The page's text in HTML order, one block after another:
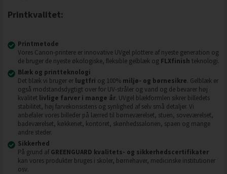
Printkvalitet:
Printmetode
Vores Canon-printere er innovative UVgel plottere af nyeste generation og
de bruger de nyeste økologiske, fleksible gelblæk og FLXfinish teknologi.
Blæk og printteknologi
Det blæk vi bruger er lugtfri og 100% miljø- og børnesikre. Gelblæk er
også modstandsdygtigt over for UV-stråler og vand og de bevarer høj
kvalitet livlige farver i mange år. UVgel blækformlen sikrer billedets
stabilitet, høj farvekonsistens og synlighed af selv små detaljer. Vi
anbefaler vores billeder på lærred til børneværelset, stuen, soveværelset,
badeværelset, køkkenet, kontoret, skønhedssalonen, spaen og mange
andre steder.
Sikkerhed
På grund af GREENGUARD kvalitets- og sikkerhedscertifikater
kan vores produkter bruges i skoler, børnehaver, medicinske institutioner
osv.